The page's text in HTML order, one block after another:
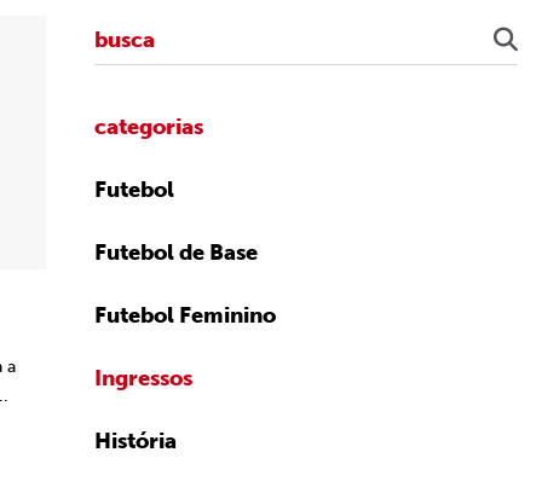
a
categorias
Futebol
Futebol de Base
Futebol Feminino
Ingressos
História